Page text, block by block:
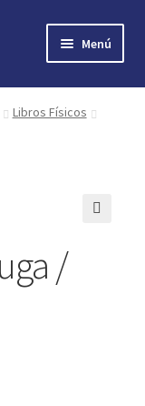
Menú
Libros Físicos
/